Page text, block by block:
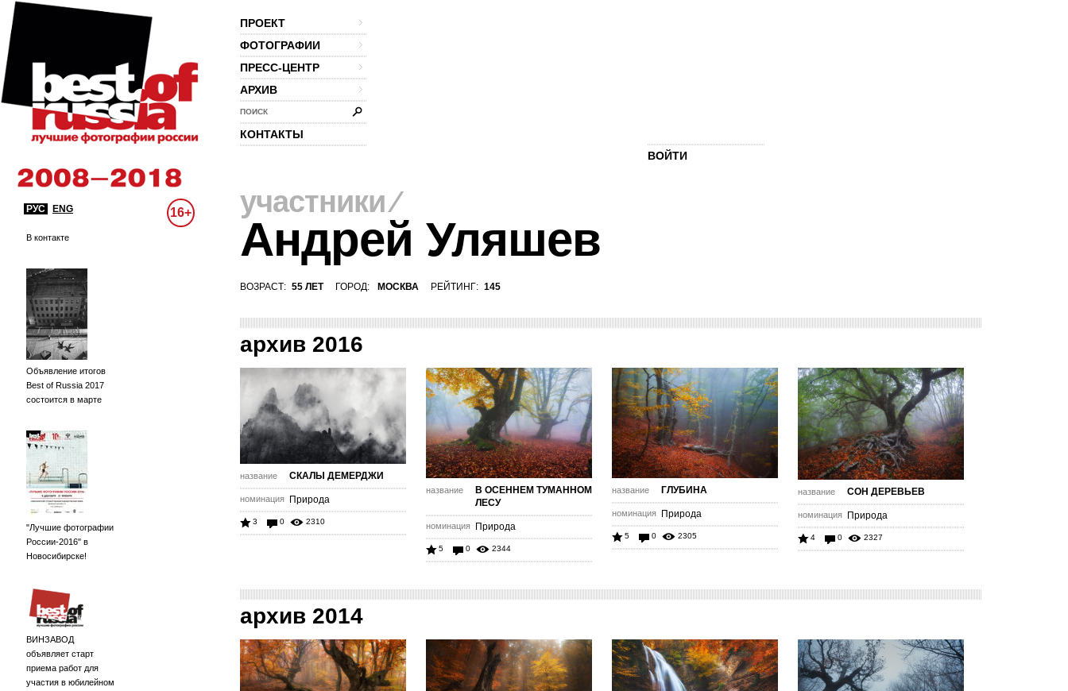
ПРОЕКТ
ФОТОГРАФИИ
ПРЕСС-ЦЕНТР
АРХИВ
ПОИСК
КОНТАКТЫ
ВОЙТИ
РУС ENG 16+
В контакте
Объявление итогов
Best of Russia 2017
состоится в марте
"Лучшие фотографии
России-2016" в
Новосибирске!
ВИНЗАВОД
объявляет старт
приема работ для
участия в юбилейном
участники⁄
Андрей Уляшев
ВОЗРАСТ: 55 ЛЕТ ГОРОД: МОСКВА РЕЙТИНГ: 145
архив 2016
название СКАЛЫ ДЕМЕРДЖИ
номинация Природа
3 0 2310
название
В ОСЕННЕМ ТУМАННОМ
ЛЕСУ
номинация Природа
5 0 2344
название ГЛУБИНА
номинация Природа
5 0 2305
название СОН ДЕРЕВЬЕВ
номинация Природа
4 0 2327
архив 2014